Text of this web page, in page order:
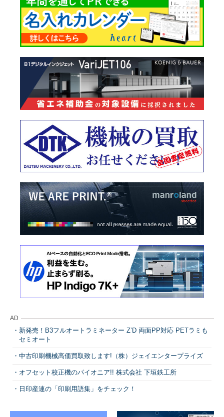
AD
新発売！B3フルオートラミネーター Z’D 両面PP対応 PETラミも
セミオート
中古印刷機械高価買取致します!（株）ジェイエンタープライズ
オフセット校正機のパイオニア!! 株式会社 下垣鉄工所
日印産連の「印刷用語集」をチェック！